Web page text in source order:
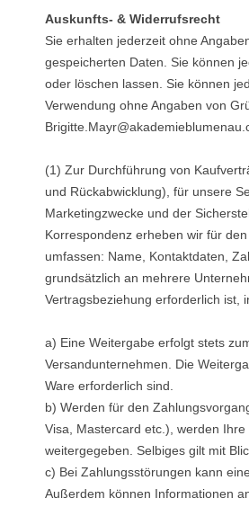
Auskunfts- & Widerrufsrecht
Sie erhalten jederzeit ohne
gespeicherten Daten. Sie können
oder löschen lassen. Sie können
Verwendung ohne Angaben von
(1) Zur Durchführung von
und Rückabwicklung), für unsere
Marketingzwecke und der
Korrespondenz erheben wir für
umfassen: Name, Kontaktdaten,
grundsätzlich an mehrere
Vertragsbeziehung erforderlich ist,
a) Eine Weitergabe erfolgt stets
Versandunternehmen. Die
Ware erforderlich sind.
b) Werden für den
Visa, Mastercard etc.), werden
weitergegeben. Selbiges gilt mit
c) Bei Zahlungsstörungen kann
Außerdem können Informationen